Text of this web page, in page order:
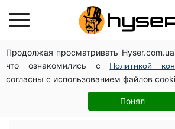
Продолжая просматривать
что ознакомились с
Политикой
согласны с использованием файлов
Понял
Может ли Почтовая площадь стать
входа в исторический Киев
Дроны с наценкой: Александр
миллионы оборонного бюджета
фирму в Эстонии